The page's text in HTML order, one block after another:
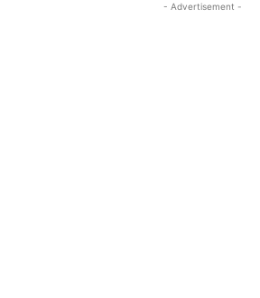
- Advertisement -